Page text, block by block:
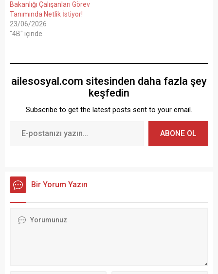
Bakanlığı Çalışanları Görev
Tanımında Netlik İstiyor!
23/06/2026
"4B" içinde
ailesosyal.com sitesinden daha fazla şey
keşfedin
Subscribe to get the latest posts sent to your email.
ABONE OL
Bir Yorum Yazın